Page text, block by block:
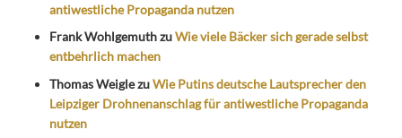
antiwestliche Propaganda nutzen
Frank WohlgemuthzuWie viele Bäcker sich gerade selbst
entbehrlich machen
Thomas WeiglezuWie Putins deutsche Lautsprecher den
Leipziger Drohnenanschlag für antiwestliche Propaganda
nutzen